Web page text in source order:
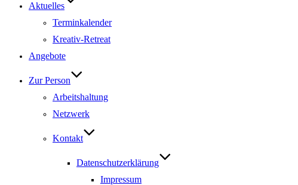
Aktuelles
Terminkalender
Kreativ-Retreat
Angebote
Zur Person
Arbeitshaltung
Netzwerk
Kontakt
Datenschutzerklärung
Impressum